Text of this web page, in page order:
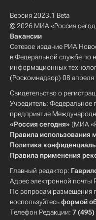
Версия 2023.1 Beta
© 2026 МИА «Россия
Вакансии
Сетевое издание РИА
в Федеральной службе по
информационных
(Роскомнадзор) 08 апреля
Свидетельство о
Учредитель: Федеральное
предприятие
«Россия сегодня» (МИА
Правила использования
Политика
Правила применения
Главный редактор:
Адрес электронной почты
По вопросам размещения
воспользуйтесьформой
Телефон Редакции: 7 (495)